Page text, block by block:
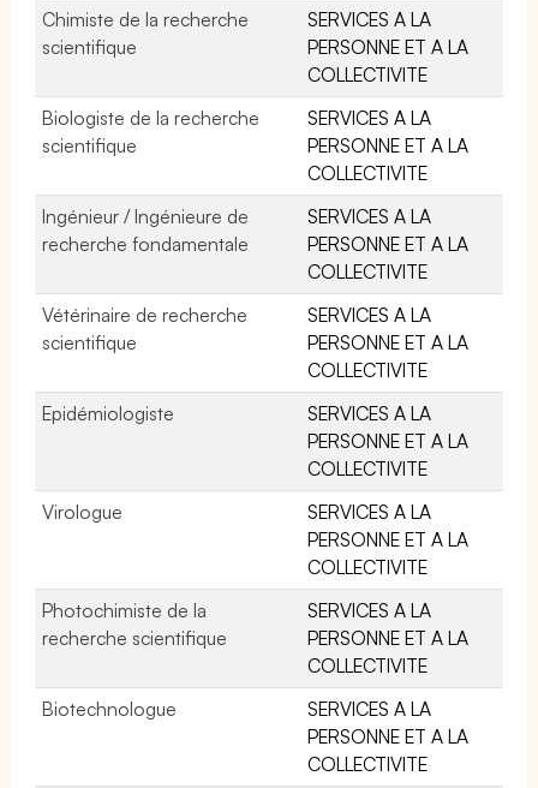
Chimiste de la recherche
scientifique
SERVICES A LA
PERSONNE ET A LA
COLLECTIVITE
Biologiste de la recherche
scientifique
SERVICES A LA
PERSONNE ET A LA
COLLECTIVITE
Ingénieur / Ingénieure de
recherche fondamentale
SERVICES A LA
PERSONNE ET A LA
COLLECTIVITE
Vétérinaire de recherche
scientifique
SERVICES A LA
PERSONNE ET A LA
COLLECTIVITE
Epidémiologiste
SERVICES A LA
PERSONNE ET A LA
COLLECTIVITE
Virologue
SERVICES A LA
PERSONNE ET A LA
COLLECTIVITE
Photochimiste de la
recherche scientifique
SERVICES A LA
PERSONNE ET A LA
COLLECTIVITE
Biotechnologue
SERVICES A LA
PERSONNE ET A LA
COLLECTIVITE